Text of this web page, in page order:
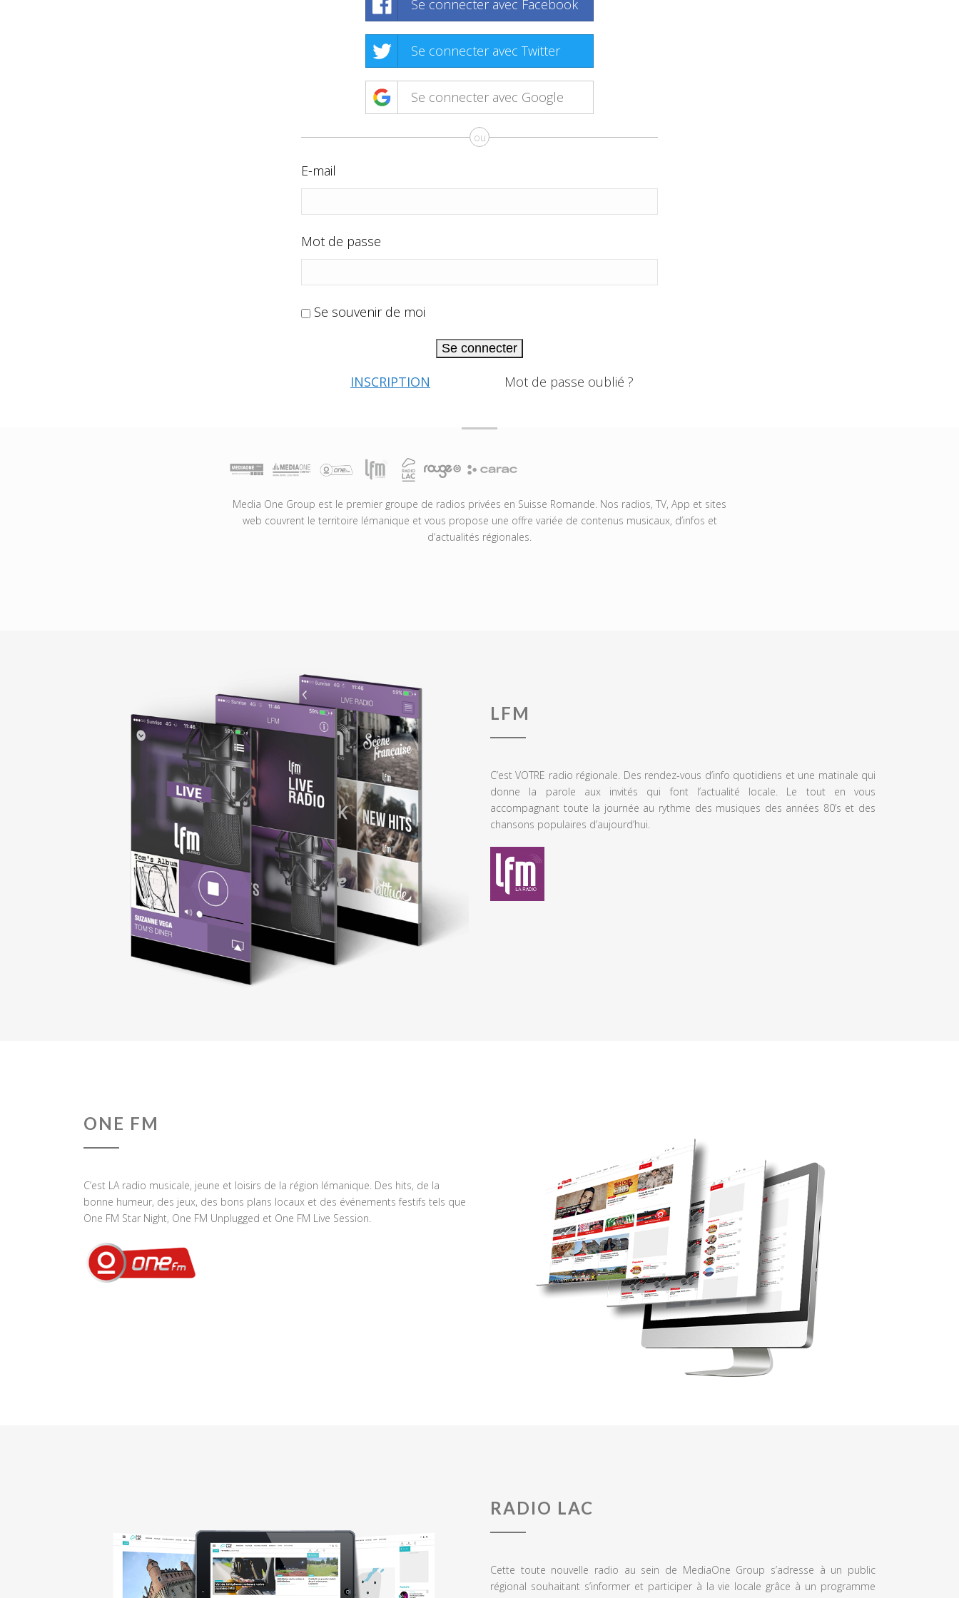
Se connecter avec Facebook
Se connecter avec Twitter
Se connecter avec Google
ou
E-mail
Mot de passe
Se souvenir de moi
Se connecter
INSCRIPTION Mot de passe oublié ?
Media One Group est le premier groupe de radios privées en Suisse Romande. Nos radios, TV, App et sites
web couvrent le territoire lémanique et vous propose une offre variée de contenus musicaux, d’infos et
d’actualités régionales.
LFM
C’est VOTRE radio régionale. Des rendez-vous d’info quotidiens et une matinale qui
donne la parole aux invités qui font l’actualité locale. Le tout en vous
accompagnant toute la journée au rythme des musiques des années 80’s et des
chansons populaires d’aujourd’hui.
ONE FM
C’est LA radio musicale, jeune et loisirs de la région lémanique. Des hits, de la
bonne humeur, des jeux, des bons plans locaux et des événements festifs tels que
One FM Star Night, One FM Unplugged et One FM Live Session.
RADIO LAC
Cette toute nouvelle radio au sein de MediaOne Group s’adresse à un public
régional souhaitant s’informer et participer à la vie locale grâce à un programme